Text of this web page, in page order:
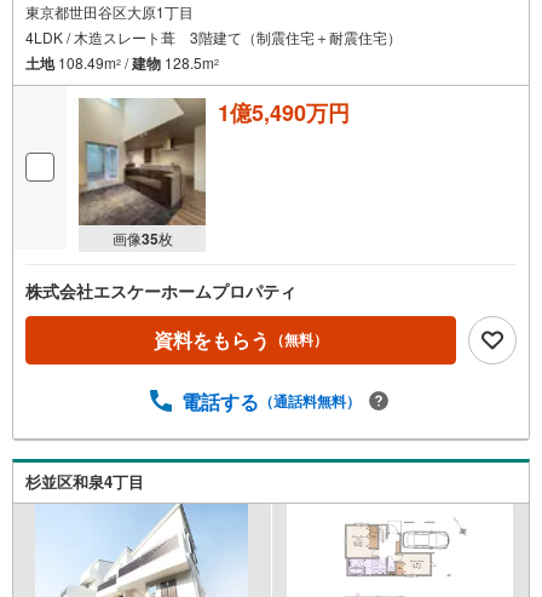
東京都世田谷区大原1丁目
4LDK / 木造スレート葺 3階建て（制震住宅＋耐震住宅）
土地108.49m2 /建物 128.5m2
画像35枚
1億5,490万円
株式会社エスケーホームプロパティ
資料をもらう （無料）
電話する （通話料無料）
杉並区和泉4丁目